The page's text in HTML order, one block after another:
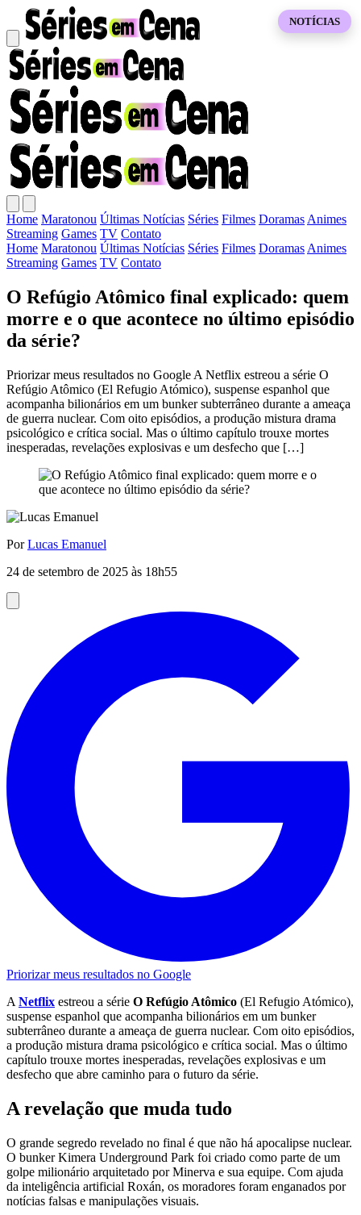
Home Maratonou Últimas Notícias Séries Filmes Doramas Animes
Streaming Games TV Contato
Home Maratonou Últimas Notícias Séries Filmes Doramas Animes
Streaming Games TV Contato
O Refúgio Atômico final explicado: quem
morre e o que acontece no último episódio
da série?
Priorizar meus resultados no Google A Netflix estreou a série O
Refúgio Atômico (El Refugio Atómico), suspense espanhol que
acompanha bilionários em um bunker subterrâneo durante a ameaça
de guerra nuclear. Com oito episódios, a produção mistura drama
psicológico e crítica social. Mas o último capítulo trouxe mortes
inesperadas, revelações explosivas e um desfecho que […]
NOTÍCIAS
PorLucas Emanuel
24 de setembro de 2025 às 18h55
Priorizar meus resultados no Google
A Netflix estreou a série O Refúgio Atômico (El Refugio Atómico),
suspense espanhol que acompanha bilionários em um bunker
subterrâneo durante a ameaça de guerra nuclear. Com oito episódios,
a produção mistura drama psicológico e crítica social. Mas o último
capítulo trouxe mortes inesperadas, revelações explosivas e um
desfecho que abre caminho para o futuro da série.
A revelação que muda tudo
O grande segredo revelado no final é que não há apocalipse nuclear.
O bunker Kimera Underground Park foi criado como parte de um
golpe milionário arquitetado por Minerva e sua equipe. Com ajuda
da inteligência artificial Roxán, os moradores foram enganados por
notícias falsas e manipulações visuais.